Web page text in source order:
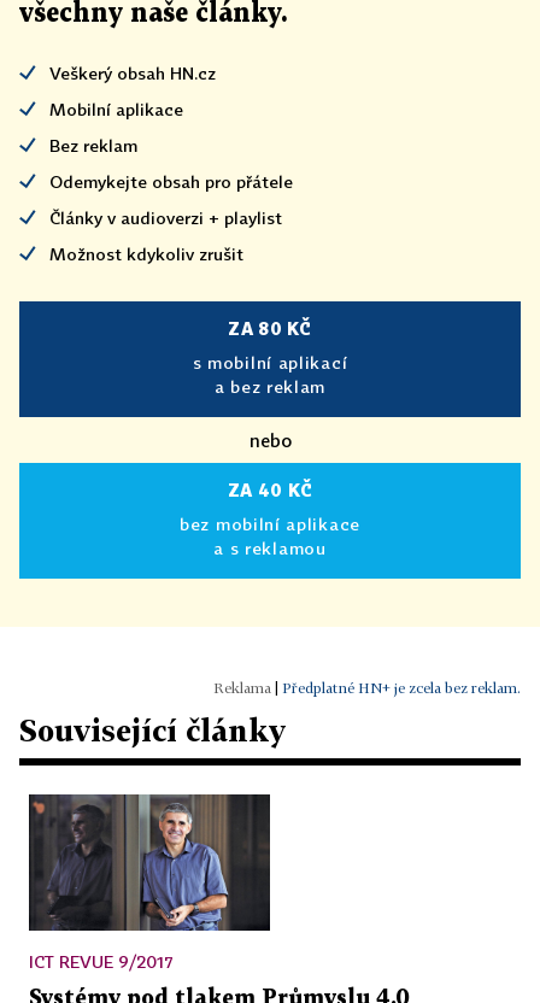
všechny naše články.
Veškerý obsah HN.cz
Mobilní aplikace
Bez reklam
Odemykejte obsah pro přátele
Články v audioverzi + playlist
Možnost kdykoliv zrušit
ZA 80 KČ
s mobilní aplikací
a bez reklam
nebo
ZA 40 KČ
bez mobilní aplikace
a s reklamou
Předplatné HN+ je zcela bez reklam.
Související články
ICT REVUE 9/2017
Systémy pod tlakem Průmyslu 4.0